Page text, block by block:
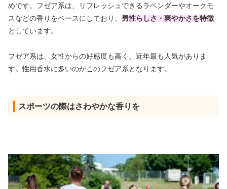
めです。フゼア系は、リフレッシュできるラベンダーやオークモ
スなどの香りをベースにしており、 男性らしさ・爽やかさを特徴
としています。
フゼア系は、女性からの好感度も高く、近年最も人気がありま
す。性用香水に多いのがこのフゼア系となります。
スポーツの際はさわやかな香りを